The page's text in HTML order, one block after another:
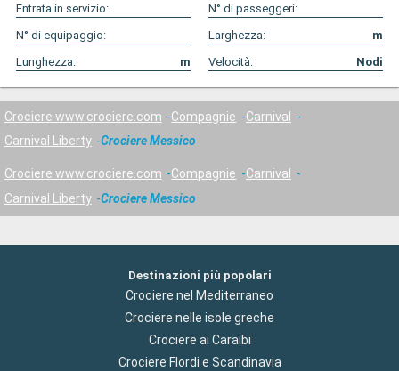
Entrata in servizio:
N° di passeggeri:
N° di equipaggio:
Larghezza:
m
Lunghezza:
m Velocità: Nodi
Crociere www.crociere.com Compagnie
Carnival
Carnival Liberty
Crociere Messico
Crociere www.crociere.com Compagnie
Carnival
Carnival Liberty
Crociere Messico
Destinazioni più popolari
Crociere nel Mediterraneo
Crociere nelle isole greche
Crociere ai Caraibi
Crociere Flordi e Scandinavia